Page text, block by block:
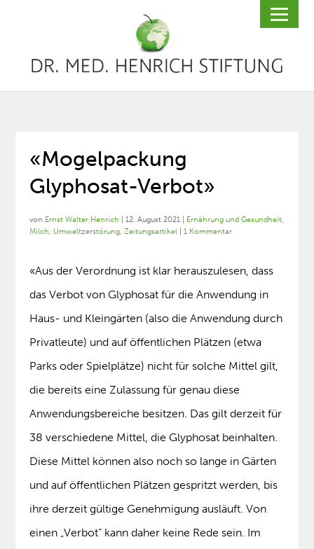
«Mogelpackung
Glyphosat-Verbot»
von Ernst Walter Henrich |12. August 2021 Ernährung und Gesundheit,
Milch, Umweltzerstörung,Zeitungsartikel |1 Kommentar
«Aus der Verordnung ist klar herauszulesen, dass
das Verbot von Glyphosat für die Anwendung in
Haus- und Kleingärten (also die Anwendung durch
Privatleute) und auf öffentlichen Plätzen (etwa
Parks oder Spielplätze) nicht für solche Mittel gilt,
die bereits eine Zulassung für genau diese
Anwendungsbereiche besitzen. Das gilt derzeit für
38 verschiedene Mittel, die Glyphosat beinhalten.
Diese Mittel können also noch so lange in Gärten
und auf öffentlichen Plätzen gespritzt werden, bis
ihre derzeit gültige Genehmigung ausläuft. Von
einen „Verbot“ kann daher keine Rede sein. Im